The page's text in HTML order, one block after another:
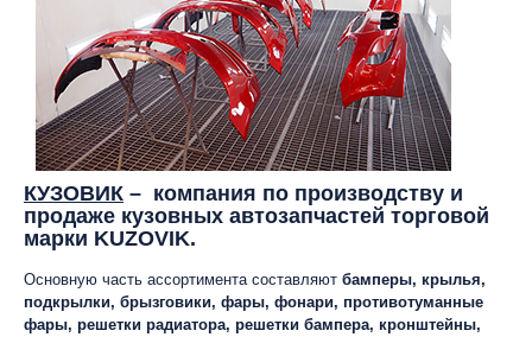
КУЗОВИК – компания по производству и
продаже кузовных автозапчастей торговой
марки KUZOVIK.
Основную часть ассортимента составляют бамперы, крылья,
подкрылки, брызговики, фары, фонари, противотуманные
фары, решетки радиатора, решетки бампера, кронштейны,